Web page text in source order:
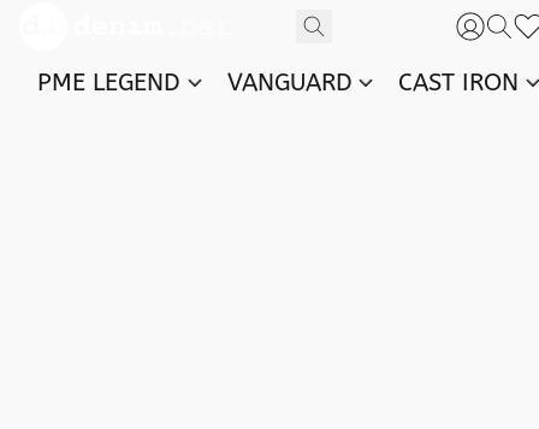
PME LEGEND VANGUARD CAST IRON